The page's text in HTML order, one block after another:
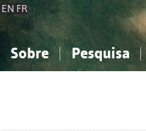
EN FR
Sobre Pesquisa